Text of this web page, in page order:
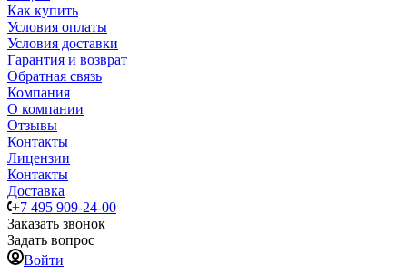
Как купить
Условия оплаты
Условия доставки
Гарантия и возврат
Обратная связь
Компания
О компании
Отзывы
Контакты
Лицензии
Контакты
Доставка
+7 495 909-24-00
Заказать звонок
Задать вопрос
Войти